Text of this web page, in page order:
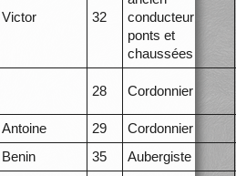
Victor 32
conducteur
ponts et
chaussées
28 Cordonnier
Antoine 29
Cordonnier
Benin 35
Aubergiste